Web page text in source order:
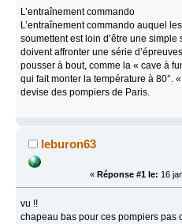
L’entraînement commando
L’entraînement commando auquel
soumettent est loin d’être une
doivent affronter une série
pousser à bout, comme la « cave à
qui fait monter la température à 80°.
devise des pompiers de Paris.
leburon63
« Réponse #1 le: 16
vu !!
chapeau bas pour ces pompiers pas